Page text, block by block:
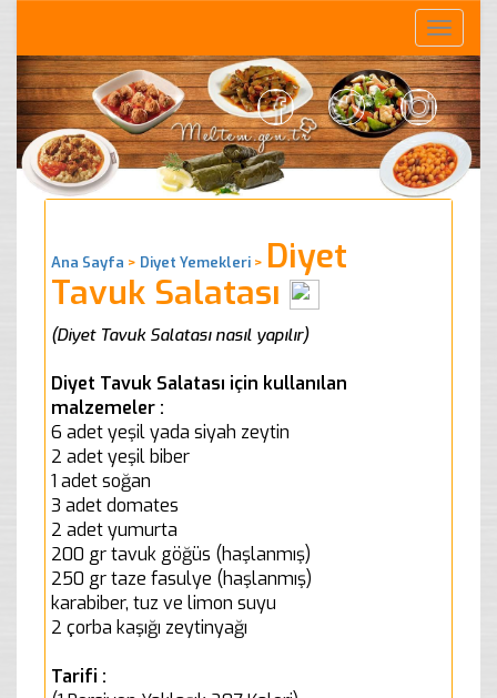
Toggle
Ana Sayfa > Diyet Yemekleri > Diyet
Tavuk Salatası
(Diyet Tavuk Salatası nasıl yapılır)
Diyet Tavuk Salatası için kullanılan
malzemeler :
6 adet yeşil yada siyah zeytin
2 adet yeşil biber
1 adet soğan
3 adet domates
2 adet yumurta
200 gr tavuk göğüs (haşlanmış)
250 gr taze fasulye (haşlanmış)
karabiber, tuz ve limon suyu
2 çorba kaşığı zeytinyağı
Tarifi :